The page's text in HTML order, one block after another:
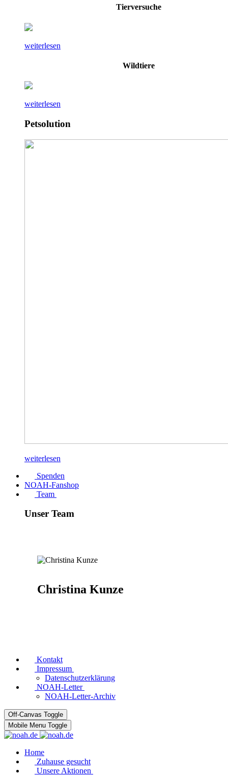
Tierversuche
weiterlesen
Wildtiere
weiterlesen
Petsolution
weiterlesen
Spenden
NOAH-Fanshop
Team
Unser Team
Christina Kunze
Kontakt
Impressum
Datenschutzerklärung
NOAH-Letter
NOAH-Letter-Archiv
Off-Canvas Toggle
Mobile Menu Toggle
Home
Zuhause gesucht
Unsere Aktionen